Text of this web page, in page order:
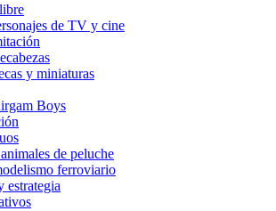
de TV y cine
y miniaturas
Boys
de peluche
ferroviario
estrategia